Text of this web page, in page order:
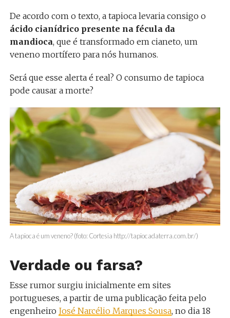
De acordo com o texto, a tapioca levaria consigo o
ácido cianídrico presente na fécula da
mandioca, que é transformado em cianeto, um
veneno mortífero para nós humanos.
Será que esse alerta é real? O consumo de tapioca
pode causar a morte?
A tapioca é um veneno? (foto: Cortesia http://tapiocadaterra.com.br/)
Verdade ou farsa?
Esse rumor surgiu inicialmente em sites
portugueses, a partir de uma publicação feita pelo
engenheiro José Narcélio Marques Sousa, no dia 18